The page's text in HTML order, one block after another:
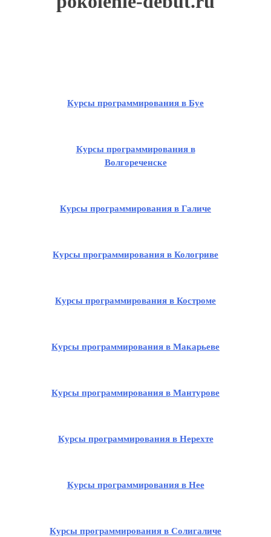
Курсы программирования в Буе
Курсы программирования в
Волгореченске
Курсы программирования в Галиче
Курсы программирования в Кологриве
Курсы программирования в Костроме
Курсы программирования в Макарьеве
Курсы программирования в Мантурове
Курсы программирования в Нерехте
Курсы программирования в Нее
Курсы программирования в Солигаличе